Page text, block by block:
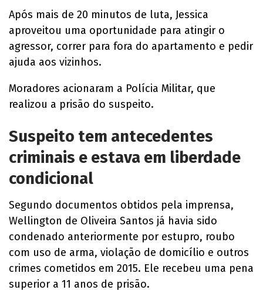
Após mais de 20 minutos de luta, Jessica
aproveitou uma oportunidade para atingir o
agressor, correr para fora do apartamento e pedir
ajuda aos vizinhos.
Moradores acionaram a Polícia Militar, que
realizou a prisão do suspeito.
Suspeito tem antecedentes
criminais e estava em liberdade
condicional
Segundo documentos obtidos pela imprensa,
Wellington de Oliveira Santos já havia sido
condenado anteriormente por estupro, roubo
com uso de arma, violação de domicílio e outros
crimes cometidos em 2015. Ele recebeu uma pena
superior a 11 anos de prisão.